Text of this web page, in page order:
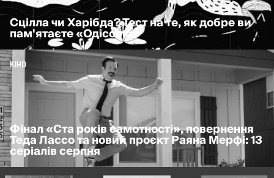
Сцілла чи Харібда? Тест на те, як добре ви
пам'ятаєте «Одіссею»
Фінал «Ста років самотності», повернення
Теда Лассо та новий проєкт Раяна Мерфі: 13
серіалів серпня
КІНО